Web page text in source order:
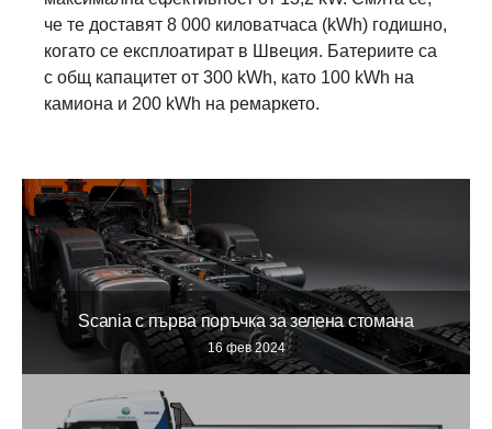
че те доставят 8 000 киловатчаса (kWh) годишно,
когато се експлоатират в Швеция. Батериите са
с общ капацитет от 300 kWh, като 100 kWh на
камиона и 200 kWh на ремаркето.
Scania с първа поръчка за зелена стомана
16 фев 2024